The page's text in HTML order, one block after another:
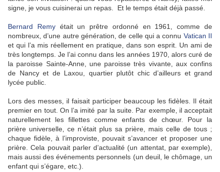
signe, je vous cuisinerai un repas. Et le temps était déjà passé.
Bernard Remyétait un prêtre ordonné en 1961, comme de
nombreux, d’une autre génération, de celle qui a connu Vatican II
et qui l’a mis réellement en pratique, dans son esprit. Un ami de
très longtemps. Je l’ai connu dans les années 1970, alors curé de
la paroisse Sainte-Anne, une paroisse très vivante, aux confins
de Nancy et de Laxou, quartier plutôt chic d’ailleurs et grand
lycée public.
Lors des messes, il faisait participer beaucoup les fidèles. Il était
premier en tout. On l’a imité par la suite. Par exemple, il acceptait
naturellement les fillettes comme enfants de chœur. Pour la
prière universelle, ce n’était plus sa prière, mais celle de tous ;
chaque fidèle, à l’improviste, pouvait s’avancer et proposer une
prière. Cela pouvait parler d’actualité (un attentat, par exemple),
mais aussi des événements personnels (un deuil, le chômage, un
enfant qui s’égare, etc.).